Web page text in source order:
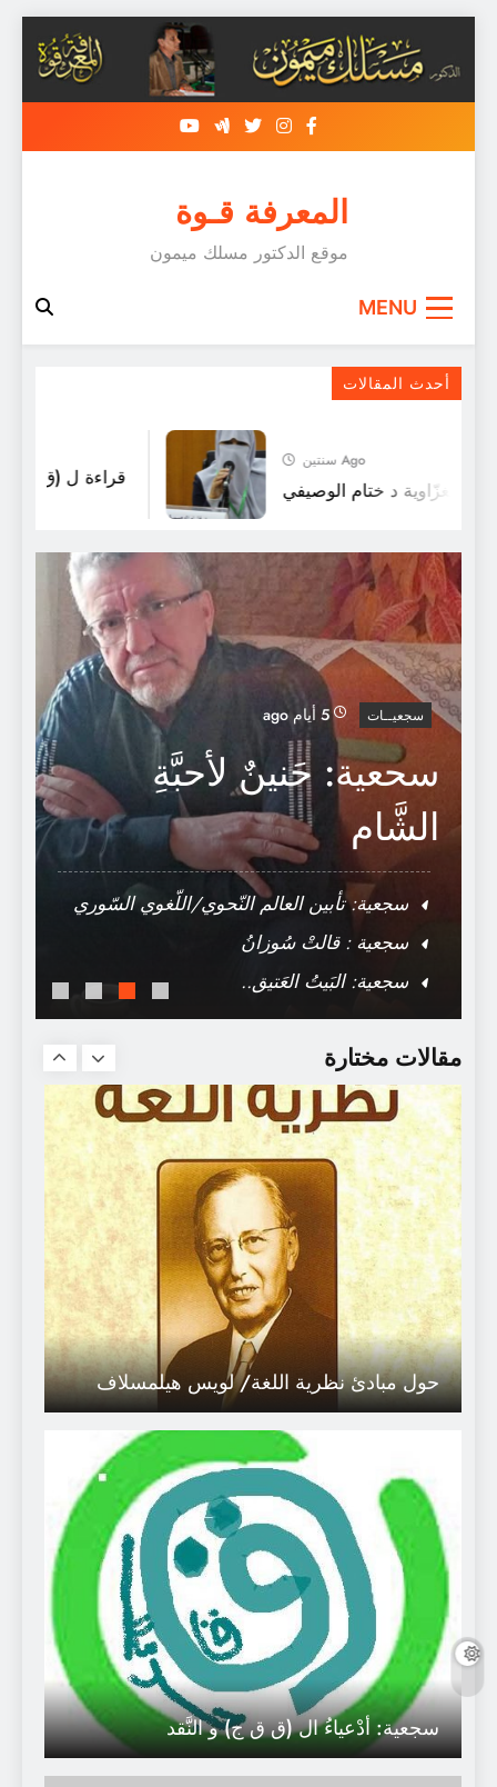
content
المعرفة قـوة
موقع الدكتور مسلك ميمون
MENU
أحدث المقالات
قراءة ل (ق ق ج)
سنتين Ago
الغزّاوية د ختام الوصيفي
سجعيــات 5 أيام ago
سحعية: حَنينٌ لأحبَّةِ
الشَّام
سجعية: تأبين العالم النّحوي/اللّغوي السّوري
مازن المُبارك
سجعية : قالتْ سُوزانُ
سجعية: البَيتُ العَتيق..
مقالات مختارة
كتب أرسطو
سجعية : أمّ الصّبايا
حول مبادئ نظرية اللغة/ لويس هيلمسلاف
سجعية: أدْعياءُ ال (ق ق ج) و النَّقد